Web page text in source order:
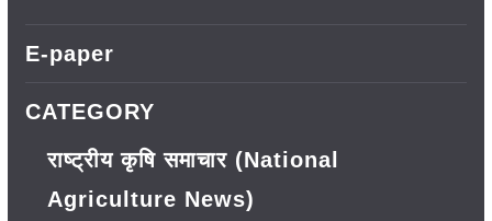
E-paper
CATEGORY
राष्ट्रीय कृषि समाचार (National
Agriculture News)